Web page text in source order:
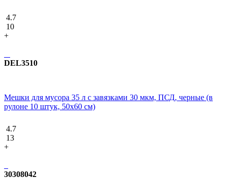
4.7
10
+
DEL3510
Мешки для мусора 35 л с завязками 30 мкм, ПСД, черные (в
рулоне 10 штук, 50х60 см)
4.7
13
+
30308042